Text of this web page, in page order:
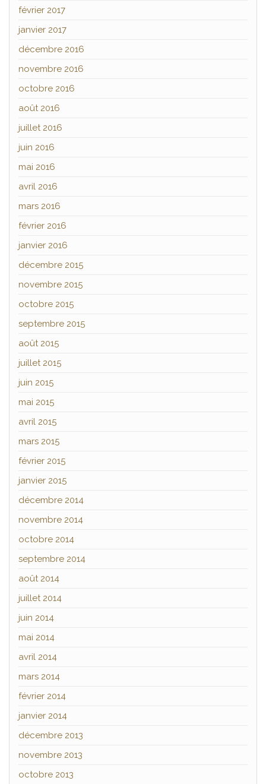
février 2017
janvier 2017
décembre 2016
novembre 2016
octobre 2016
août 2016
juillet 2016
juin 2016
mai 2016
avril 2016
mars 2016
février 2016
janvier 2016
décembre 2015
novembre 2015
octobre 2015
septembre 2015
août 2015
juillet 2015
juin 2015
mai 2015
avril 2015
mars 2015
février 2015
janvier 2015
décembre 2014
novembre 2014
octobre 2014
septembre 2014
août 2014
juillet 2014
juin 2014
mai 2014
avril 2014
mars 2014
février 2014
janvier 2014
décembre 2013
novembre 2013
octobre 2013